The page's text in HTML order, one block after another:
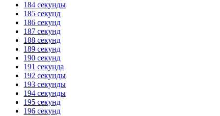
184 секунды
185 секунд
186 секунд
187 секунд
188 секунд
189 секунд
190 секунд
191 секунда
192 секунды
193 секунды
194 секунды
195 секунд
196 секунд